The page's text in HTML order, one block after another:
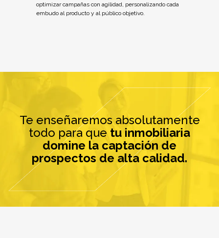
optimizar campañas con agilidad, personalizando cada
embudo al producto y al público objetivo.
Te enseñaremos absolutamente
todo para que tu inmobiliaria
domine la captación de
prospectos de alta calidad.